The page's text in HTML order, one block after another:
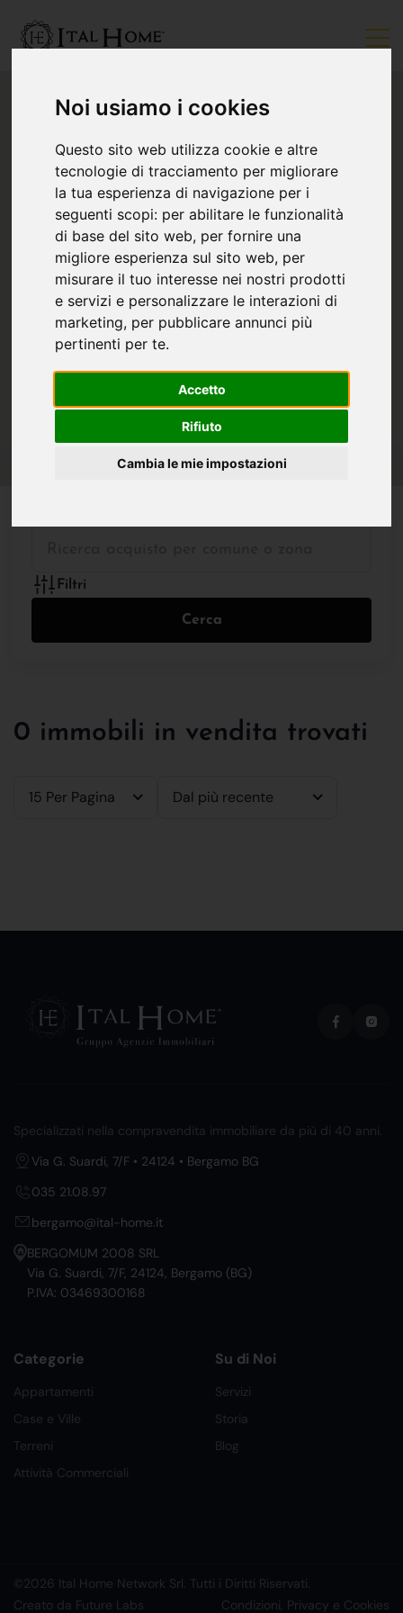
Noi usiamo i cookies
Questo sito web utilizza cookie e altre
tecnologie di tracciamento per migliorare
la tua esperienza di navigazione per i
seguenti scopi: per abilitare le funzionalità
di base del sito web, per fornire una
migliore esperienza sul sito web, per
misurare il tuo interesse nei nostri prodotti
e servizi e personalizzare le interazioni di
marketing, per pubblicare annunci più
pertinenti per te.
Accetto
Rifiuto
Cambia le mie impostazioni
Filtri
Cerca
0 immobili in vendita trovati
15 Per Pagina Dal più recente
Specializzati nella compravendita immobiliare da più di 40 anni.
Via G. Suardi, 7/F • 24124 • Bergamo BG
035 21.08.97
bergamo@ital-home.it
BERGOMUM 2008 SRL
Via G. Suardi, 7/F, 24124, Bergamo (BG)
P.IVA: 03469300168
Categorie
Appartamenti
Case e Ville
Terreni
Attività Commerciali
Su di Noi
Servizi
Storia
Blog
©2026 Ital Home Network Srl. Tutti i Diritti Riservati.
Creato da Future Labs
Condizioni, Privacy e Cookies